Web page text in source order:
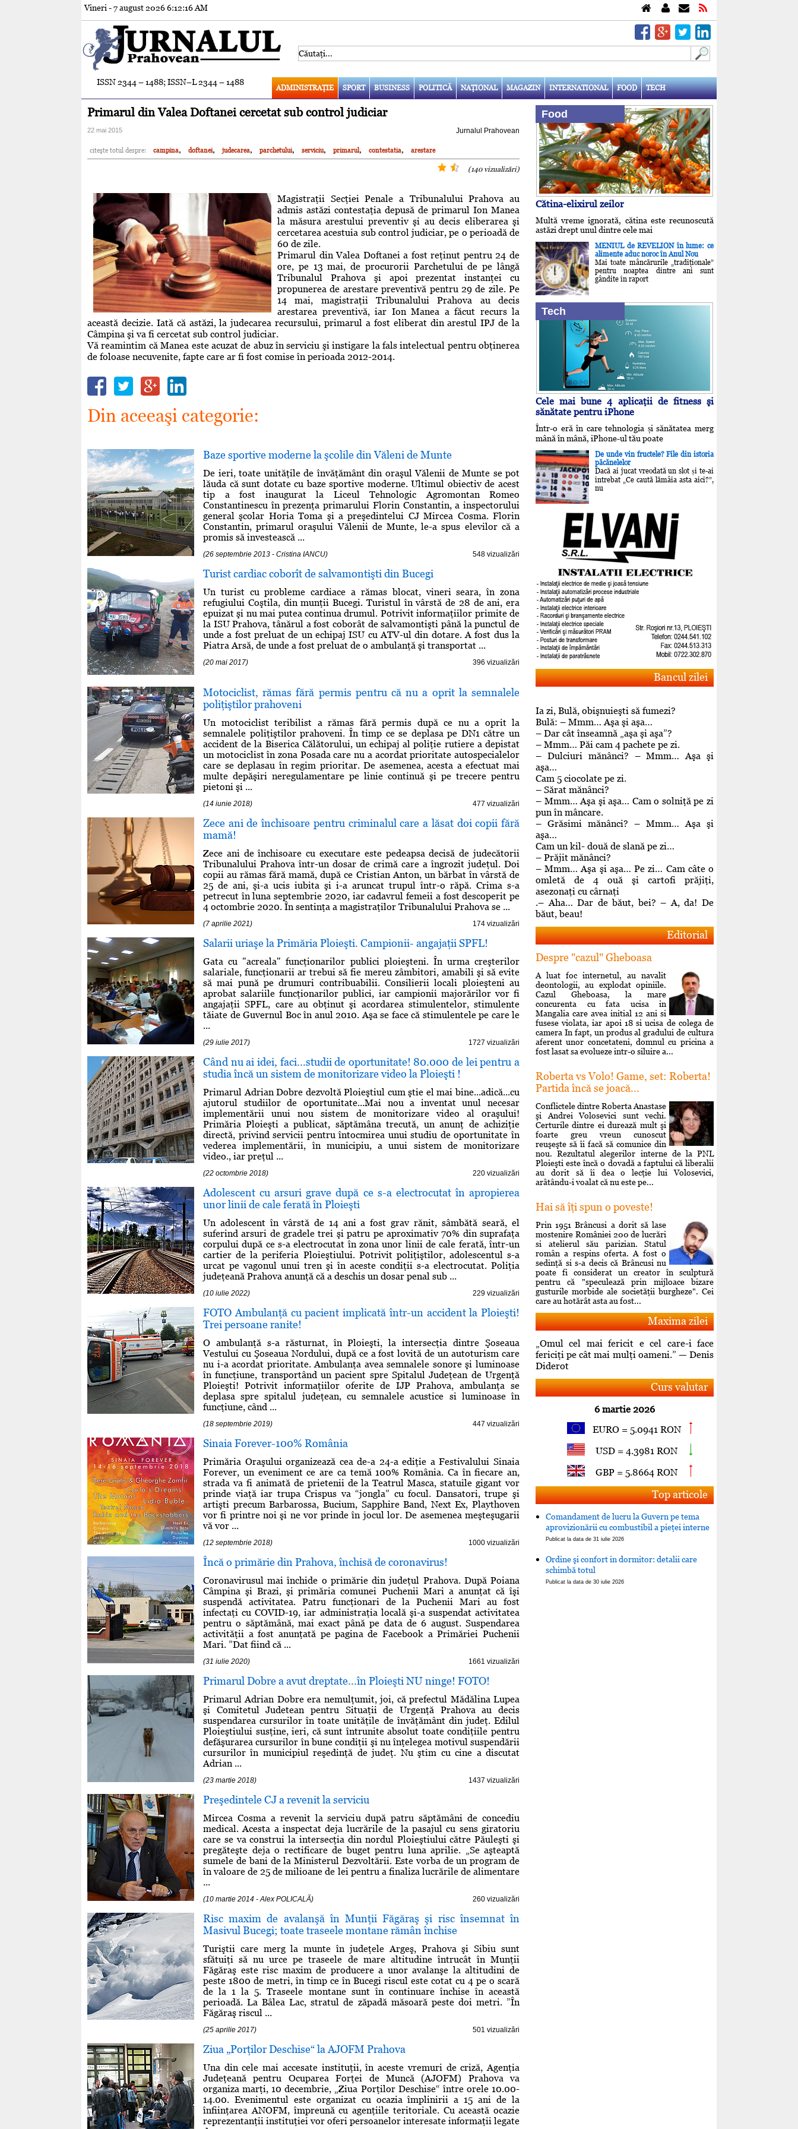
Vineri - 7 august 20266:12:17 AM
ISSN 2344 – 1488; ISSN–L 2344 – 1488
ADMINISTRAŢIE SPORT BUSINESS POLITICĂ NAŢIONAL MAGAZIN INTERNATIONAL FOOD TECH
Primarul din Valea Doftanei cercetat sub control judiciar
22 mai 2015 Jurnalul Prahovean
citeşte totul despre: campina, doftanei, judecarea, parchetului, serviciu, primarul, contestatia, arestare
(140 vizualizări)
Magistraţii Secţiei Penale a Tribunalului Prahova au
admis astăzi contestaţia depusă de primarul Ion Manea
la măsura arestului preventiv şi au decis eliberarea şi
cercetarea acestuia sub control judiciar, pe o perioadă de
60 de zile.
Primarul din Valea Doftanei a fost reţinut pentru 24 de
ore, pe 13 mai, de procurorii Parchetului de pe lângă
Tribunalul Prahova şi apoi prezentat instanţei cu
propunerea de arestare preventivă pentru 29 de zile. Pe
14 mai, magistraţii Tribunalului Prahova au decis
arestarea preventivă, iar Ion Manea a făcut recurs la
această decizie. Iată că astăzi, la judecarea recursului, primarul a fost eliberat din arestul IPJ de la
Câmpina şi va fi cercetat sub control judiciar.
Vă reamintim că Manea este acuzat de abuz în serviciu şi instigare la fals intelectual pentru obţinerea
de foloase necuvenite, fapte care ar fi fost comise în perioada 2012-2014.
Din aceeaşi categorie:
Baze sportive moderne la şcolile din Văleni de Munte
De ieri, toate unităţile de învăţământ din oraşul Vălenii de Munte se pot
lăuda că sunt dotate cu baze sportive moderne. Ultimul obiectiv de acest
tip a fost inaugurat la Liceul Tehnologic Agromontan Romeo
Constantinescu în prezenţa primarului Florin Constantin, a inspectorului
general şcolar Horia Toma şi a preşedintelui CJ Mircea Cosma. Florin
Constantin, primarul oraşului Vălenii de Munte, le-a spus elevilor că a
promis să investească ...
(26 septembrie 2013 - Cristina IANCU) 548 vizualizări
Turist cardiac coborît de salvamontişti din Bucegi
Un turist cu probleme cardiace a rămas blocat, vineri seara, în zona
refugiului Coştila, din munţii Bucegi. Turistul în vârstă de 28 de ani, era
epuizat şi nu mai putea continua drumul. Potrivit informaţiilor primite de
la ISU Prahova, tânărul a fost coborât de salvamontişti până la punctul de
unde a fost preluat de un echipaj ISU cu ATV-ul din dotare. A fost dus la
Piatra Arsă, de unde a fost preluat de o ambulanţă şi transportat ...
(20 mai 2017) 396 vizualizări
Motociclist, rămas fără permis pentru că nu a oprit la semnalele
poliţiştilor prahoveni
Un motociclist teribilist a rămas fără permis după ce nu a oprit la
semnalele poliţiştilor prahoveni. În timp ce se deplasa pe DN1 către un
accident de la Biserica Călătorului, un echipaj al poliţie rutiere a depistat
un motociclist în zona Posada care nu a acordat prioritate autospecialelor
care se deplasau în regim prioritar. De asemenea, acesta a efectuat mai
multe depăşiri neregulamentare pe linie continuă şi pe trecere pentru
pietoni şi ...
(14 iunie 2018) 477 vizualizări
Zece ani de închisoare pentru criminalul care a lăsat doi copii fără
mamă!
Zece ani de închisoare cu executare este pedeapsa decisă de judecătorii
Tribunalului Prahova într-un dosar de crimă care a îngrozit judeţul. Doi
copii au rămas fără mamă, după ce Cristian Anton, un bărbat în vârstă de
25 de ani, şi-a ucis iubita şi i-a aruncat trupul într-o răpă. Crima s-a
petrecut în luna septembrie 2020, iar cadavrul femeii a fost descoperit pe
4 octombrie 2020. În sentinţa a magistraţilor Tribunalului Prahova se ...
(7 aprilie 2021) 174 vizualizări
Salarii uriaşe la Primăria Ploieşti. Campionii- angajaţii SPFL!
Gata cu "acreala" funcţionarilor publici ploieşteni. În urma creşterilor
salariale, funcţionarii ar trebui să fie mereu zâmbitori, amabili şi să evite
să mai pună pe drumuri contribuabilii. Consilierii locali ploieşteni au
aprobat salariile funcţionarilor publici, iar campionii majorărilor vor fi
angajaţii SPFL, care au obţinut şi acordarea stimulentelor, stimulente
tăiate de Guvernul Boc în anul 2010. Aşa se face că stimulentele pe care le
...
(29 iulie 2017) 1727 vizualizări
Când nu ai idei, faci...studii de oportunitate! 80.000 de lei pentru a
studia încă un sistem de monitorizare video la Ploieşti !
Primarul Adrian Dobre dezvoltă Ploieştiul cum ştie el mai bine...adică...cu
ajutorul studiilor de oportunitate...Mai nou a inventat unul necesar
implementării unui nou sistem de monitorizare video al oraşului!
Primăria Ploieşti a publicat, săptămâna trecută, un anunţ de achiziţie
directă, privind servicii pentru întocmirea unui studiu de oportunitate în
vederea implementării, în municipiu, a unui sistem de monitorizare
video., iar preţul ...
(22 octombrie 2018) 220 vizualizări
Adolescent cu arsuri grave după ce s-a electrocutat în apropierea
unor linii de cale ferată în Ploieşti
Un adolescent în vârstă de 14 ani a fost grav rănit, sâmbătă seară, el
suferind arsuri de gradele trei şi patru pe aproximativ 70% din suprafaţa
corpului după ce s-a electrocutat în zona unor linii de cale ferată, într-un
cartier de la periferia Ploieştiului. Potrivit poliţiştilor, adolescentul s-a
urcat pe vagonul unui tren şi în aceste condiţii s-a electrocutat. Poliţia
judeţeană Prahova anunţă că a deschis un dosar penal sub ...
(10 iulie 2022) 229 vizualizări
FOTO Ambulanţă cu pacient implicată într-un accident la Ploieşti!
Trei persoane ranite!
O ambulanţă s-a răsturnat, în Ploieşti, la intersecţia dintre Şoseaua
Vestului cu Şoseaua Nordului, după ce a fost lovită de un autoturism care
nu i-a acordat prioritate. Ambulanţa avea semnalele sonore şi luminoase
în funcţiune, transportând un pacient spre Spitalul Judeţean de Urgenţă
Ploieşti! Potrivit informaţiilor oferite de IJP Prahova, ambulanţa se
deplasa spre spitalul judeţean, cu semnalele acustice si luminoase în
funcţiune, când ...
(18 septembrie 2019) 447 vizualizări
Sinaia Forever-100% România
Primăria Oraşului organizează cea de-a 24-a ediţie a Festivalului Sinaia
Forever, un eveniment ce are ca temă 100% România. Ca în fiecare an,
strada va fi animată de prietenii de la Teatrul Masca, statuile gigant vor
prinde viaţă iar trupa Crispus va “jongla” cu focul. Dansatori, trupe şi
artişti precum Barbarossa, Bucium, Sapphire Band, Next Ex, Playthoven
vor fi printre noi şi ne vor prinde în jocul lor. De asemenea meşteşugarii
vă vor ...
(12 septembrie 2018) 1000 vizualizări
Încă o primărie din Prahova, închisă de coronavirus!
Coronavirusul mai închide o primărie din judeţul Prahova. După Poiana
Câmpina şi Brazi, şi primăria comunei Puchenii Mari a anunţat că îşi
suspendă activitatea. Patru funcţionari de la Puchenii Mari au fost
infectaţi cu COVID-19, iar administraţia locală şi-a suspendat activitatea
pentru o săptămână, mai exact până pe data de 6 august. Suspendarea
activităţii a fost anunţată pe pagina de Facebook a Primăriei Puchenii
Mari. ”Dat fiind că ...
(31 iulie 2020) 1661 vizualizări
Primarul Dobre a avut dreptate...în Ploieşti NU ninge! FOTO!
Primarul Adrian Dobre era nemulţumit, joi, că prefectul Mădălina Lupea
şi Comitetul Judetean pentru Situaţii de Urgenţă Prahova au decis
suspendarea cursurilor în toate unităţile de învăţământ din judeţ. Edilul
Ploieştiului susţine, ieri, că sunt întrunite absolut toate condiţiile pentru
defăşurarea cursurilor în bune condiţii şi nu înţelegea motivul suspendării
cursurilor în municipiul reşedinţă de judeţ. Nu ştim cu cine a discutat
Adrian ...
(23 martie 2018) 1437 vizualizări
Preşedintele CJ a revenit la serviciu
Mircea Cosma a revenit la serviciu după patru săptămâni de concediu
medical. Acesta a inspectat deja lucrările de la pasajul cu sens giratoriu
care se va construi la intersecţia din nordul Ploieştiului către Păuleşti şi
pregăteşte deja o rectificare de buget pentru luna aprilie. „Se aşteaptă
sumele de bani de la Ministerul Dezvoltării. Este vorba de un program de
în valoare de 25 de milioane de lei pentru a finaliza lucrările de alimentare
...
(10 martie 2014 - Alex POLICALĂ) 260 vizualizări
Risc maxim de avalanşă în Munţii Făgăraş şi risc însemnat în
Masivul Bucegi; toate traseele montane rămân închise
Turiştii care merg la munte în judeţele Argeş, Prahova şi Sibiu sunt
sfătuiţi să nu urce pe traseele de mare altitudine întrucât în Munţii
Făgăraş este risc maxim de producere a unor avalanşe la altitudini de
peste 1800 de metri, în timp ce în Bucegi riscul este cotat cu 4 pe o scară
de la 1 la 5. Traseele montane sunt în continuare închise în această
perioadă. La Bâlea Lac, stratul de zăpadă măsoară peste doi metri. ”În
Făgăraş riscul ...
(25 aprilie 2017) 501 vizualizări
Ziua „Porţilor Deschise“ la AJOFM Prahova
Una din cele mai accesate instituţii, în aceste vremuri de criză, Agenţia
Judeţeană pentru Ocuparea Forţei de Muncă (AJOFM) Prahova va
organiza marţi, 10 decembrie, „Ziua Porţilor Deschise“ între orele 10.00-
14.00. Evenimentul este organizat cu ocazia împlinirii a 15 ani de la
înfiinţarea ANOFM, împreună cu agenţiile teritoriale. Cu această ocazie
reprezentanţii instituţiei vor oferi persoanelor interesate informaţii legate
Food
Cătina-elixirul zeilor
Multă vreme ignorată, cătina este recunoscută
astăzi drept unul dintre cele mai
MENIUL de REVELION în lume: ce
alimente aduc noroc în Anul Nou
Mai toate mâncărurile „tradiţionale”
pentru noaptea dintre ani sunt
gândite în raport
Tech
Cele mai bune 4 aplicaţii de fitness şi
sănătate pentru iPhone
Într-o eră în care tehnologia și sănătatea merg
mână în mână, iPhone-ul tău poate
De unde vin fructele? File din istoria
păcănelelor
Dacă ai jucat vreodată un slot și te-ai
întrebat „Ce caută lămâia asta aici?”,
nu
Bancul zilei
Ia zi, Bulă, obişnuieşti să fumezi?
Bulă: – Mmm… Aşa şi aşa…
– Dar cât înseamnă „aşa şi aşa”?
– Mmm… Păi cam 4 pachete pe zi.
– Dulciuri mănânci? – Mmm… Aşa şi
aşa…
Cam 5 ciocolate pe zi.
– Sărat mănânci?
– Mmm… Aşa şi aşa… Cam o solniţă pe zi
pun în mâncare.
– Grăsimi mănânci? – Mmm… Aşa şi
aşa…
Cam un kil- două de slană pe zi…
– Prăjit mănânci?
– Mmm… Aşa şi aşa… Pe zi… Cam câte o
omletă de 4 ouă şi cartofi prăjiţi,
asezonaţi cu cârnaţi
.– Aha… Dar de băut, bei? – A, da! De
băut, beau!
Editorial
Despre "cazul" Gheboasa
A luat foc internetul, au navalit
deontologii, au explodat opiniile.
Cazul Gheboasa, la mare
concurenta cu fata ucisa in
Mangalia care avea initial 12 ani si
fusese violata, iar apoi 18 si ucisa de colega de
camera In fapt, un produs al gradului de cultura
aferent unor concetateni, domnul cu pricina a
fost lasat sa evolueze intr-o siluire a...
Roberta vs Volo! Game, set: Roberta!
Partida încă se joacă...
Conflictele dintre Roberta Anastase
şi Andrei Volosevici sunt vechi.
Certurile dintre ei durează mult şi
foarte greu vreun cunoscut
reuşeşte să îi facă să comunice din
nou. Rezultatul alegerilor interne de la PNL
Ploieşti este încă o dovadă a faptului că liberalii
au dorit să îi dea o lecţie lui Volosevici,
arâtându-i voalat că nu este pe...
Hai să îţi spun o poveste!
Prin 1951 Brâncusi a dorit să lase
mostenire României 200 de lucrări
si atelierul său parizian. Statul
român a respins oferta. A fost o
sedinţă si s-a decis că Brâncusi nu
poate fi considerat un creator în sculptură
pentru că "speculează prin mijloace bizare
gusturile morbide ale societăţii burgheze". Cei
care au hotărât asta au fost...
Maxima zilei
„Omul cel mai fericit e cel care-i face
fericiţi pe cât mai mulţi oameni.” — Denis
Diderot
Curs valutar
6 martie 2026
EURO = 5.0941 RON
USD = 4.3981 RON
GBP = 5.8664 RON
Top articole
Comandament de lucru la Guvern pe tema
aprovizionării cu combustibil a pieţei interne
Publicat la data de 31 iulie 2026
Ordine şi confort in dormitor: detalii care
schimbă totul
Publicat la data de 30 iulie 2026